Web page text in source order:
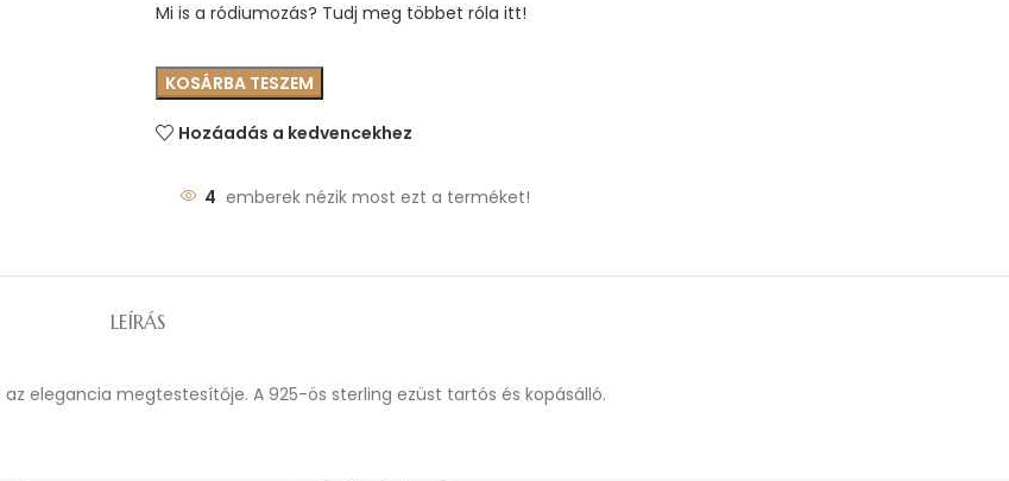
Mi is a ródiumozás? Tudj meg többet róla itt!
KOSÁRBA TESZEM
Hozáadás a kedvencekhez
4 emberek nézik most ezt a terméket!
LEÍRÁS
elegancia megtestesítője. A 925-ös sterling ezüst tartós és kopásálló.